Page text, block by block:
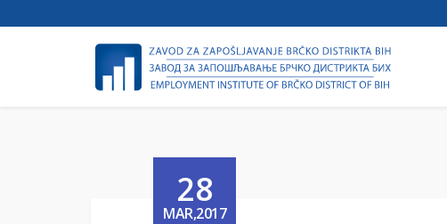
28
MAR,2017